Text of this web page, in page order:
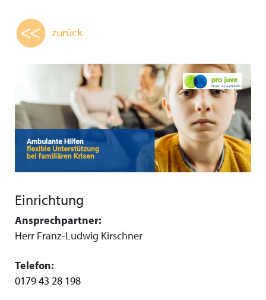
zurück
Einrichtung
Ansprechpartner:
Herr Franz-Ludwig Kirschner
Telefon:
0179 43 28 198